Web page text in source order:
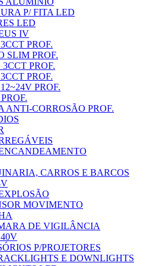
P/ FITA LED
LED
IV
PROF.
SLIM PROF.
PROF.
PROF.
PROF.
ANTI-CORROSÃO PROF.
CARROS E BARCOS
MOVIMENTO
DE VIGILÂNCIA
P/PROJETORES
E DOWNLIGHTS